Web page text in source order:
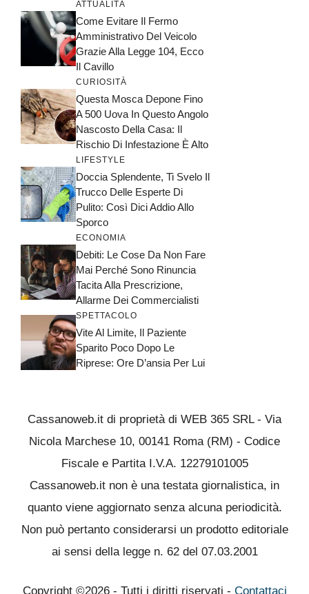
ATTUALITÀ
Come Evitare Il Fermo
Amministrativo Del Veicolo
Grazie Alla Legge 104, Ecco
Il Cavillo
CURIOSITÀ
Questa Mosca Depone Fino
A 500 Uova In Questo Angolo
Nascosto Della Casa: Il
Rischio Di Infestazione È Alto
LIFESTYLE
Doccia Splendente, Ti Svelo Il
Trucco Delle Esperte Di
Pulito: Così Dici Addio Allo
Sporco
ECONOMIA
Debiti: Le Cose Da Non Fare
Mai Perché Sono Rinuncia
Tacita Alla Prescrizione,
Allarme Dei Commercialisti
SPETTACOLO
Vite Al Limite, Il Paziente
Sparito Poco Dopo Le
Riprese: Ore D’ansia Per Lui
Cassanoweb.it di proprietà di WEB 365 SRL - Via
Nicola Marchese 10, 00141 Roma (RM) - Codice
Fiscale e Partita I.V.A. 12279101005
Cassanoweb.it non è una testata giornalistica, in
quanto viene aggiornato senza alcuna periodicità.
Non può pertanto considerarsi un prodotto editoriale
ai sensi della legge n. 62 del 07.03.2001
Copyright ©2026 - Tutti i diritti riservati - Contattaci